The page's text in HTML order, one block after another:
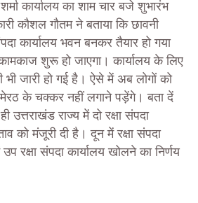
कार्यालय का शाम चार बजे शुभारंभ
कौशल गौतम ने बताया कि छावनी
कार्यालय भवन बनकर तैयार हो गया
शुरू हो जाएगा। कार्यालय के लिए
भी जारी हो गई है। ऐसे में अब लोगों को
के चक्कर नहीं लगाने पड़ेंगे। बता दें
उत्तराखंड राज्य में दो रक्षा संपदा
को मंजूरी दी है। दून में रक्षा संपदा
रक्षा संपदा कार्यालय खोलने का निर्णय